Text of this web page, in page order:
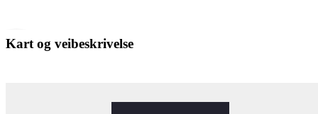
Kart og veibeskrivelse